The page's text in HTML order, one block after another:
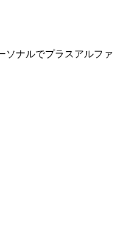
ソナルでプラスアルファ